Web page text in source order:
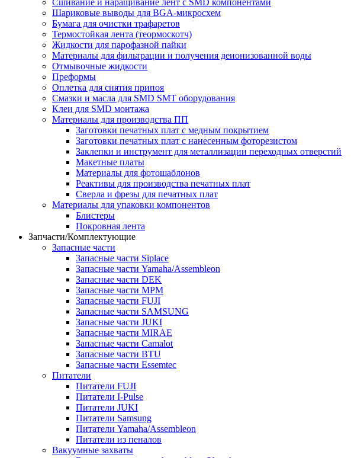
Сшивание и наращивание лент с SMD компонентами
Шариковые выводы для BGA-микросхем
Бумага для очистки трафаретов
Термостойкая лента (теормоскотч)
Жидкости для парофазной пайки
Материалы для фильтрации и получения деионизованной воды
Отмывочные жидкости
Преформы
Оплетка для снятия припоя
Смазки и масла для SMD SMT оборудования
Клеи для SMD монтажа
Материалы для производства ПП
Заготовки печатных плат с медным покрытием
Заготовки печатных плат с нанесенным фоторезистом
Заклепки и инструмент для металлизации переходных отверстий
Макетные платы
Материалы для фотошаблонов
Реактивы для производства печатных плат
Сверла и фрезы для печатных плат
Материалы для упаковки компонентов
Блистеры
Покровная лента
Запчасти/Комплектующие
Запасные части
Запасные части Siplace
Запасные части Yamaha/Assembleon
Запасные части DEK
Запасные части MPM
Запасные части FUJI
Запасные части SAMSUNG
Запасные части JUKI
Запасные части MIRAE
Запасные части Camalot
Запасные части BTU
Запасные части Essemtec
Питатели
Питатели FUJI
Питатели I-Pulse
Питатели JUKI
Питатели Samsung
Питатели Yamaha/Assembleon
Питатели из пеналов
Вакуумные захваты